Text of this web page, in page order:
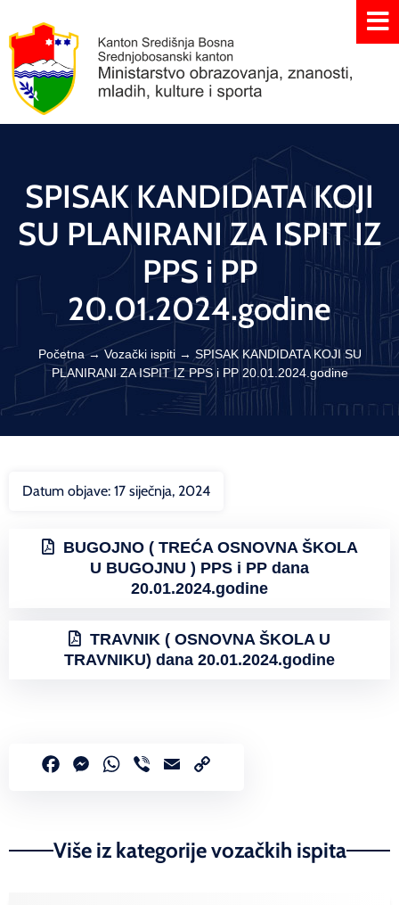
SPISAK KANDIDATA KOJI
SU PLANIRANI ZA ISPIT IZ
PPS i PP
20.01.2024.godine
Početna→Vozački ispiti→ SPISAK KANDIDATA KOJI SU
PLANIRANI ZA ISPIT IZ PPS i PP 20.01.2024.godine
Datum objave: 17 siječnja, 2024
BUGOJNO ( TREĆA OSNOVNA ŠKOLA
U BUGOJNU ) PPS i PP dana
20.01.2024.godine
TRAVNIK ( OSNOVNA ŠKOLA U
TRAVNIKU) dana 20.01.2024.godine
FacebookMessenger
WhatsApp
Viber Email
Više iz kategorije vozačkih ispita